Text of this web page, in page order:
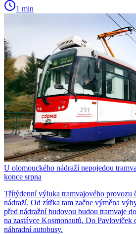
1 min
U olomouckého nádraží nepojedou
konce srpna
Třítýdenní výluka tramvajového provozu
nádraží. Od zítřka tam začne výměna
před nádražní budovou budou tramvaje
na zastávce Kosmonautů. Do
náhradní autobusy.